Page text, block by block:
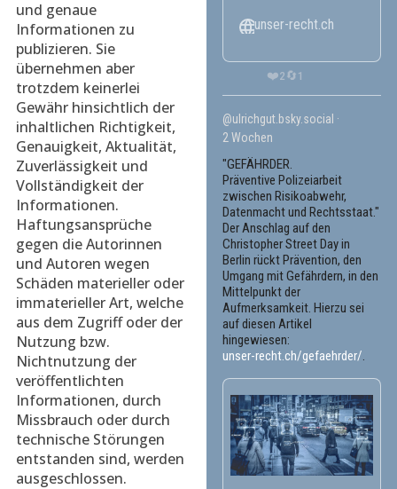
und genaue
Informationen zu
publizieren. Sie
übernehmen aber
trotzdem keinerlei
Gewähr hinsichtlich der
inhaltlichen Richtigkeit,
Genauigkeit, Aktualität,
Zuverlässigkeit und
Vollständigkeit der
Informationen.
Haftungsansprüche
gegen die Autorinnen
und Autoren wegen
Schäden materieller oder
immaterieller Art, welche
aus dem Zugriff oder der
Nutzung bzw.
Nichtnutzung der
veröffentlichten
Informationen, durch
Missbrauch oder durch
technische Störungen
entstanden sind, werden
ausgeschlossen.
unser-recht.ch
❤️2 🔄 1
@ulrichgut.bsky.social
2 Wochen
"GEFÄHRDER.
Präventive Polizeiarbeit
zwischen Risikoabwehr,
Datenmacht und Rechtsstaat."
Der Anschlag auf den
Christopher Street Day in
Berlin rückt Prävention, den
Umgang mit Gefährdern, in den
Mittelpunkt der
Aufmerksamkeit. Hierzu sei
auf diesen Artikel
hingewiesen:
unser-recht.ch/gefaehrder/.